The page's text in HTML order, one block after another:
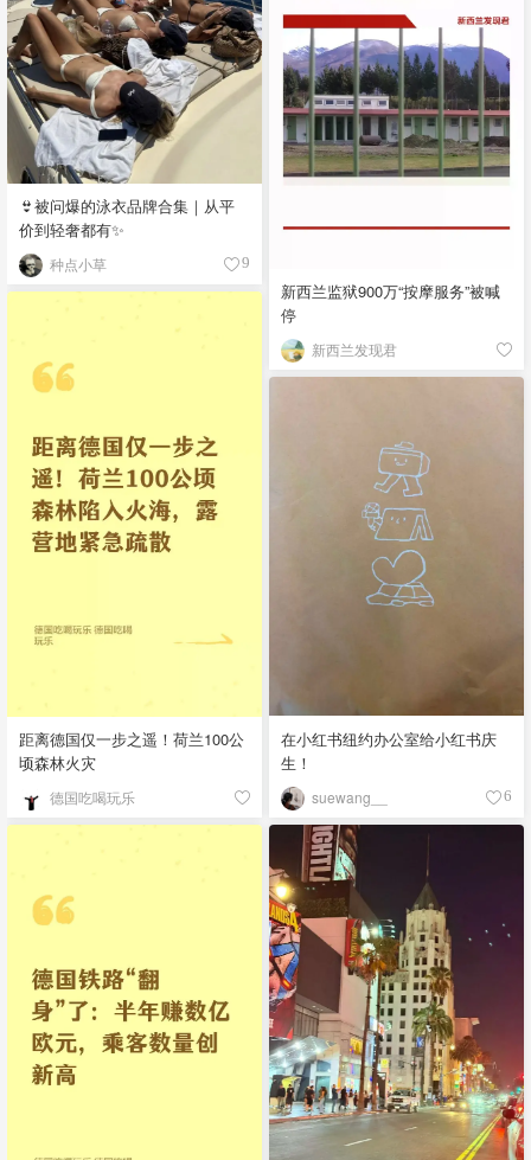
👙被问爆的泳衣品牌合集｜从平
价到轻奢都有✨
种点小草 9
新西兰监狱900万“按摩服务”被喊
停
新西兰发现君
距离德国仅一步之遥！荷兰100公
顷森林火灾
德国吃喝玩乐
在小红书纽约办公室给小红书庆
生！
suewang__ 6